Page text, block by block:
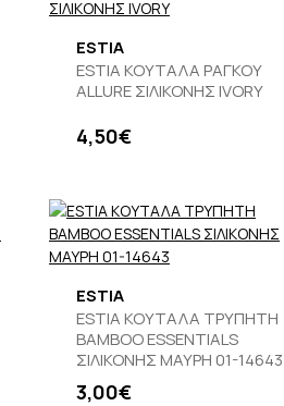
ESTIA
ESTIA ΚΟΥΤΑΛΑ ΡΑΓΚΟΥ
ALLURE ΣΙΛΙΚΟΝΗΣ IVORY
4,50€
ESTIA
ESTIA ΚΟΥΤΑΛΑ ΤΡΥΠΗΤΗ
BAMBOO ESSENTIALS
ΣΙΛΙΚΟΝΗΣ ΜΑΥΡΗ 01-14643
3,00€